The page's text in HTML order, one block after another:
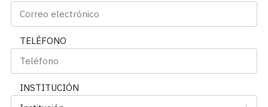
TELÉFONO
INSTITUCIÓN